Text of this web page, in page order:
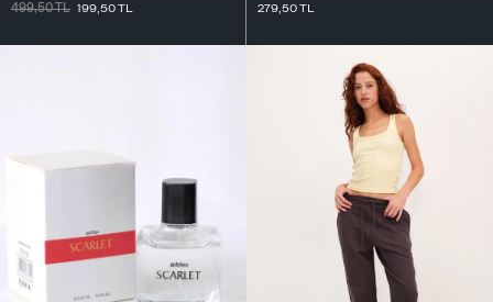
499,50TL 199,50TL
279,50TL